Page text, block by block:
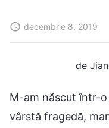
decembrie 8, 2019
de
M-am născut într-
vârstă fragedă,